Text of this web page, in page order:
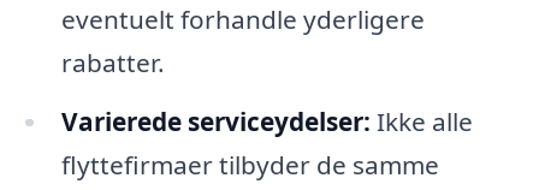
eventuelt forhandle yderligere
rabatter.
Varierede serviceydelser: Ikke alle
flyttefirmaer tilbyder de samme